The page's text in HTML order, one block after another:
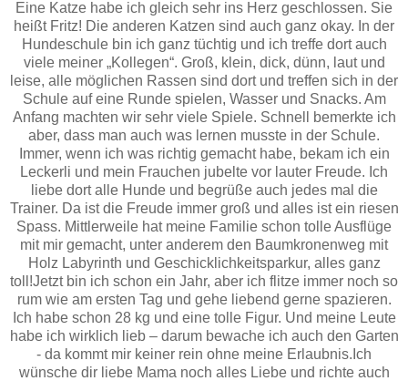
Eine Katze habe ich gleich sehr ins Herz geschlossen. Sie
heißt Fritz! Die anderen Katzen sind auch ganz okay. In der
Hundeschule bin ich ganz tüchtig und ich treffe dort auch
viele meiner „Kollegen“. Groß, klein, dick, dünn, laut und
leise, alle möglichen Rassen sind dort und treffen sich in der
Schule auf eine Runde spielen, Wasser und Snacks. Am
Anfang machten wir sehr viele Spiele. Schnell bemerkte ich
aber, dass man auch was lernen musste in der Schule.
Immer, wenn ich was richtig gemacht habe, bekam ich ein
Leckerli und mein Frauchen jubelte vor lauter Freude. Ich
liebe dort alle Hunde und begrüße auch jedes mal die
Trainer. Da ist die Freude immer groß und alles ist ein riesen
Spass. Mittlerweile hat meine Familie schon tolle Ausflüge
mit mir gemacht, unter anderem den Baumkronenweg mit
Holz Labyrinth und Geschicklichkeitsparkur, alles ganz
toll!Jetzt bin ich schon ein Jahr, aber ich flitze immer noch so
rum wie am ersten Tag und gehe liebend gerne spazieren.
Ich habe schon 28 kg und eine tolle Figur. Und meine Leute
habe ich wirklich lieb – darum bewache ich auch den Garten
- da kommt mir keiner rein ohne meine Erlaubnis.Ich
wünsche dir liebe Mama noch alles Liebe und richte auch